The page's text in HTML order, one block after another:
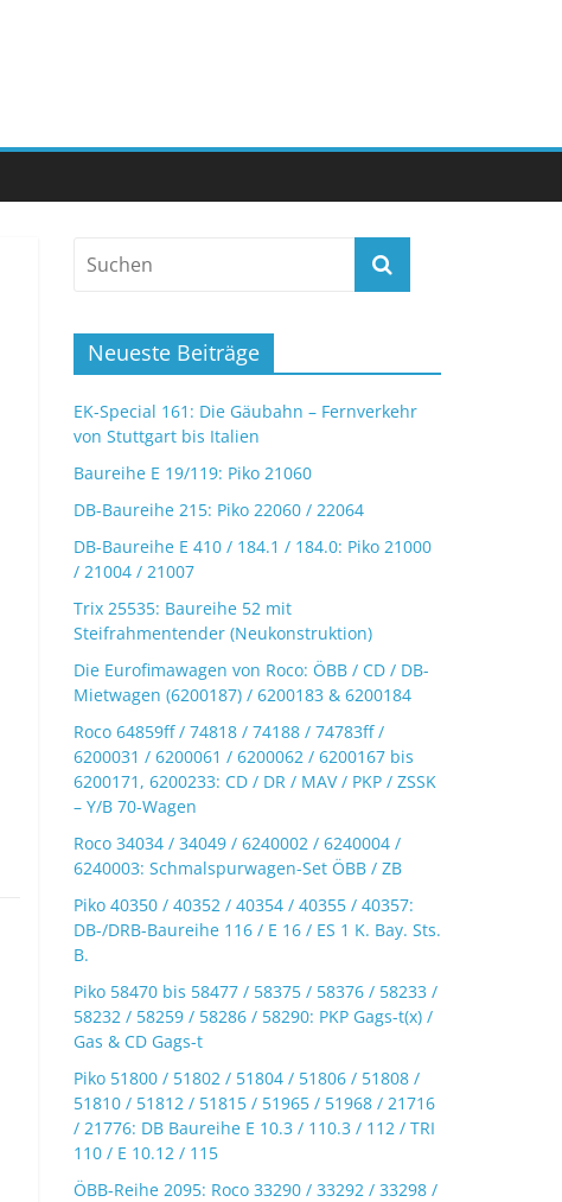
Neueste Beiträge
EK-Special 161: Die Gäubahn – Fernverkehr
von Stuttgart bis Italien
Baureihe E 19/119: Piko 21060
DB-Baureihe 215: Piko 22060 / 22064
DB-Baureihe E 410 / 184.1 / 184.0: Piko 21000
/ 21004 / 21007
Trix 25535: Baureihe 52 mit
Steifrahmentender (Neukonstruktion)
Die Eurofimawagen von Roco: ÖBB / CD / DB-
Mietwagen (6200187) / 6200183 & 6200184
Roco 64859ff / 74818 / 74188 / 74783ff /
6200031 / 6200061 / 6200062 / 6200167 bis
6200171, 6200233: CD / DR / MAV / PKP / ZSSK
– Y/B 70-Wagen
Roco 34034 / 34049 / 6240002 / 6240004 /
6240003: Schmalspurwagen-Set ÖBB / ZB
Piko 40350 / 40352 / 40354 / 40355 / 40357:
DB-/DRB-Baureihe 116 / E 16 / ES 1 K. Bay. Sts.
B.
Piko 58470 bis 58477 / 58375 / 58376 / 58233 /
58232 / 58259 / 58286 / 58290: PKP Gags-t(x) /
Gas & CD Gags-t
Piko 51800 / 51802 / 51804 / 51806 / 51808 /
51810 / 51812 / 51815 / 51965 / 51968 / 21716
/ 21776: DB Baureihe E 10.3 / 110.3 / 112 / TRI
110 / E 10.12 / 115
ÖBB-Reihe 2095: Roco 33290 / 33292 / 33298 /